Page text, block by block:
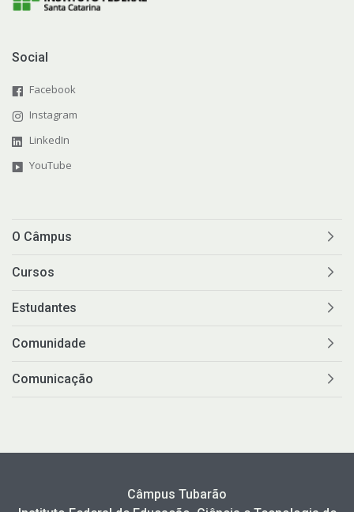
Social
Facebook
Instagram
LinkedIn
YouTube
O Câmpus
Cursos
Estudantes
Comunidade
Comunicação
Câmpus Tubarão